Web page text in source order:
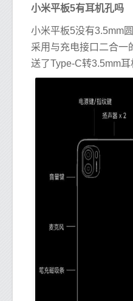
小米平板5有耳机孔吗
小米平板5没有3.5mm
采用与充电接口二合一
送了Type-C转3.5mm耳